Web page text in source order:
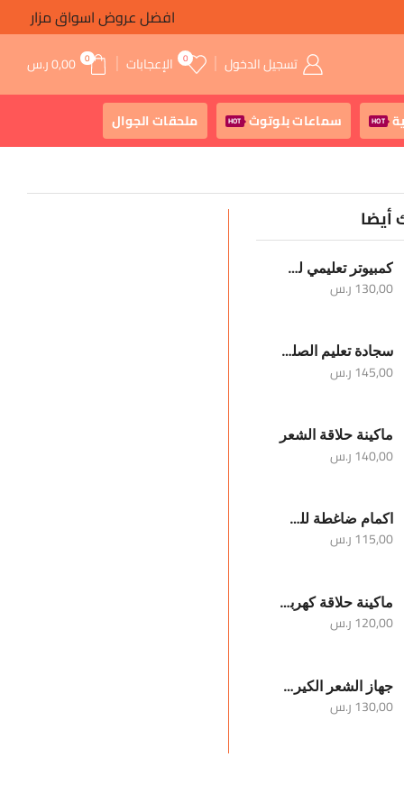
افضل عروض اسواق مزار
تسجيل الدخول 0 الإعجابات 0
0,00ر.س
HOT سماعات بلوتوث HOT ملحقات الجوال
أيضا
كمبيوتر تعليمي للأطفال
130,00ر.س
سجادة تعليم الصلوات الخمس والوضوء
145,00ر.س
ماكينة حلاقة الشعر
140,00ر.س
اكمام ضاغطة للساقين والركبة
115,00ر.س
ماكينة حلاقة كهربائية محمولة للرجال
120,00ر.س
جهاز الشعر الكيرلي
130,00ر.س